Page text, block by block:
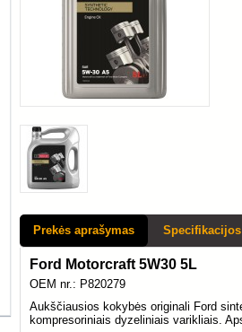
Prekės aprašymas Specifikacijos
Ford Motorcraft 5W30 5L
OEM nr.: P820279
Aukščiausios kokybės originali Ford
kompresoriniais dyzeliniais varikliais.